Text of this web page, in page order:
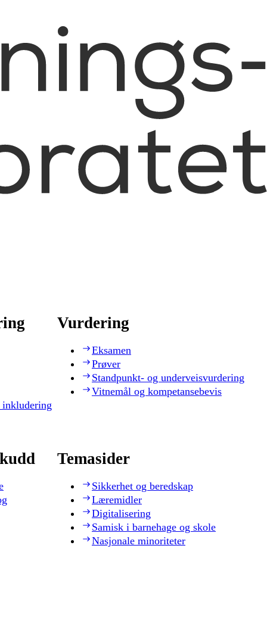
Vurdering
Eksamen
Prøver
Standpunkt- og underveisvurdering
Vitnemål og kompetansebevis
Temasider
Sikkerhet og beredskap
Læremidler
Digitalisering
Samisk i barnehage og skole
Nasjonale minoriteter